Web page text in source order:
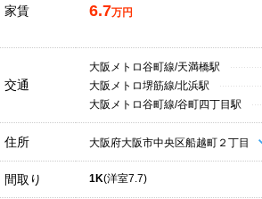
家賃 6.7万円
交通
大阪メトロ谷町線/天満橋駅
大阪メトロ堺筋線/北浜駅
大阪メトロ谷町線/谷町四丁目駅
住所 大阪府大阪市中央区船越町２丁目
間取り 1K(洋室7.7)